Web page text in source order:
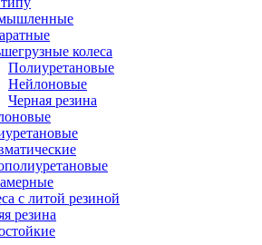
колеса
Полиуретановые
Нейлоновые
Черная резина
с литой резиной
резина